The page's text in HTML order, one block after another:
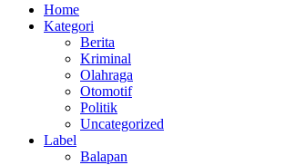
Home
Kategori
Berita
Kriminal
Olahraga
Otomotif
Politik
Uncategorized
Label
Balapan